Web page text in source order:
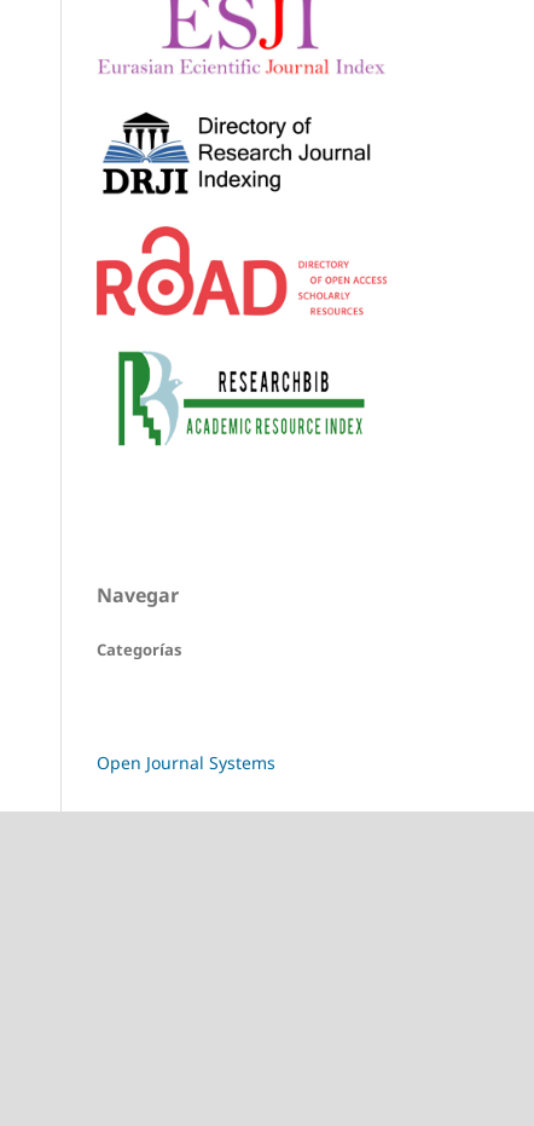
Navegar
Categorías
Open Journal Systems